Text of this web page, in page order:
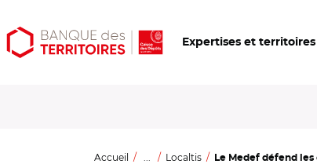
Aller
au
Aller
au
Ouvrir
les
Expertises et territoires
Accueil ... Localtis Le Medef défend